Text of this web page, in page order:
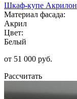
Шкаф-купе Акрилон
Материал фасада:
Акрил
Цвет:
Белый
от 51 000 руб.
Рассчитать